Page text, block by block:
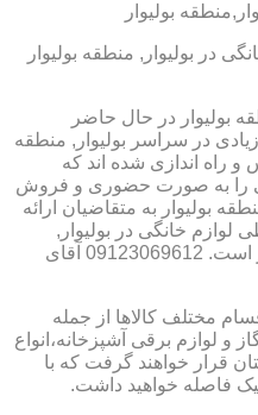
بولیوار
در بولیوار, منطقه بولیوار
بولیوار در حال حاضر
در سراسر بولیوار, منطقه
و راه اندازی شده اند که
را به صورت حضوری و فروش
بولیوار به متقاضیان ارائه
خانگی در بولیوار,
منطقه بولیوار یکی از بهترین مراکز است. 09123069612 آقای
مختلف کالاها از جمله
و لوازم برقی آشپزخانه،انواع
قرار خواهند گرفت که با
فاصله خواهید داشت.